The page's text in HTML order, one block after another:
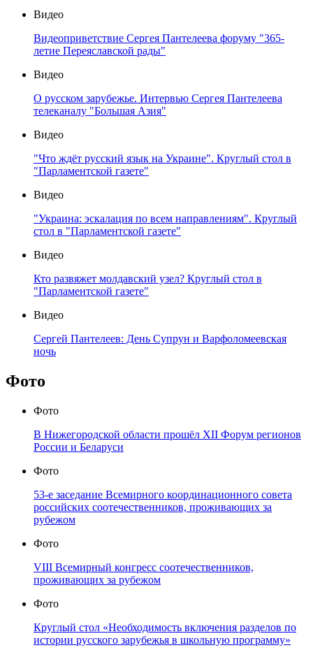
Видео
Видеоприветствие Сергея Пантелеева форуму "365-
летие Переяславской рады"
Видео
О русском зарубежье. Интервью Сергея Пантелеева
телеканалу "Большая Азия"
Видео
"Что ждёт русский язык на Украине". Круглый стол в
"Парламентской газете"
Видео
"Украина: эскалация по всем направлениям". Круглый
стол в "Парламентской газете"
Видео
Кто развяжет молдавский узел? Круглый стол в
"Парламентской газете"
Видео
Сергей Пантелеев: День Супрун и Варфоломеевская
ночь
Фото
Фото
В Нижегородской области прошёл XII Форум регионов
России и Беларуси
Фото
53-е заседание Всемирного координационного совета
российских соотечественников, проживающих за
рубежом
Фото
VIII Всемирный конгресс соотечественников,
проживающих за рубежом
Фото
Круглый стол «Необходимость включения разделов по
истории русского зарубежья в школьную программу»